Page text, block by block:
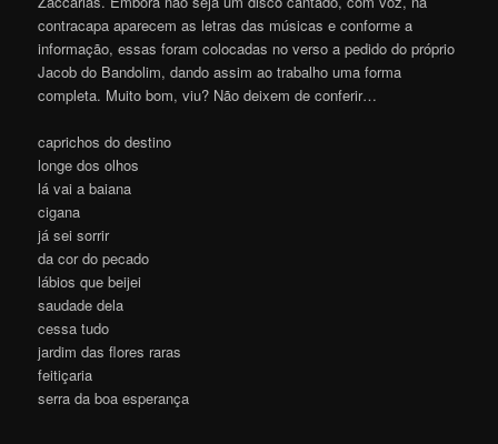
contracapa aparecem as letras das músicas e conforme a
informação, essas foram colocadas no verso a pedido do próprio
Jacob do Bandolim, dando assim ao trabalho uma forma
completa. Muito bom, viu? Não deixem de conferir…
caprichos do destino
longe dos olhos
lá vai a baiana
cigana
já sei sorrir
da cor do pecado
lábios que beijei
saudade dela
cessa tudo
jardim das flores raras
feitiçaria
serra da boa esperança